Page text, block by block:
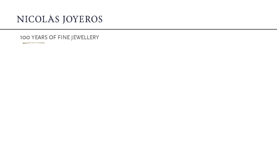
100 YEARS OF FINE JEWELLERY